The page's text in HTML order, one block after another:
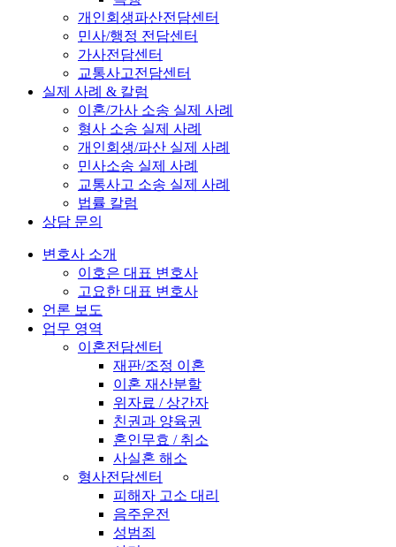
개인회생파산전담센터
민사/행정 전담센터
가사전담센터
교통사고전담센터
실제 사례 & 칼럼
이혼/가사 소송 실제 사례
형사 소송 실제 사례
개인회생/파산 실제 사례
민사소송 실제 사례
교통사고 소송 실제 사례
법률 칼럼
상담 문의
변호사 소개
이호은 대표 변호사
고요한 대표 변호사
언론 보도
업무 영역
이혼전담센터
재판/조정 이혼
이혼 재산분할
위자료 / 상간자
친권과 양육권
혼인무효 / 취소
사실혼 해소
형사전담센터
피해자 고소 대리
음주운전
성범죄